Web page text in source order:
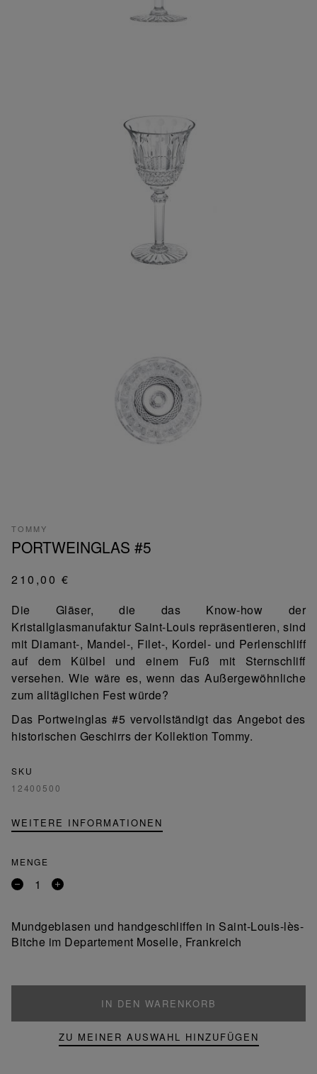
TOMMY
PORTWEINGLAS #5
210,00 €
Die Gläser, die das Know-how der
Kristallglasmanufaktur Saint-Louis repräsentieren, sind
mit Diamant-, Mandel-, Filet-, Kordel- und Perlenschliff
auf dem Külbel und einem Fuß mit Sternschliff
versehen. Wie wäre es, wenn das Außergewöhnliche
zum alltäglichen Fest würde?
Das Portweinglas #5 vervollständigt das Angebot des
historischen Geschirrs der Kollektion Tommy.
SKU
12400500
WEITERE INFORMATIONEN
MENGE
Entfernen
Produkt
Ein
Mundgeblasen und handgeschliffen in Saint-Louis-lès-
Bitche im Departement Moselle, Frankreich
IN DEN WARENKORB
ZU MEINER AUSWAHL HINZUFÜGEN